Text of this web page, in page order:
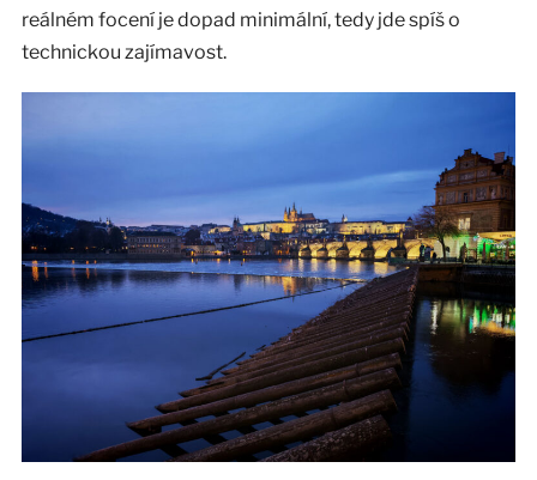
reálném focení je dopad minimální, tedy jde spíš o
technickou zajímavost.